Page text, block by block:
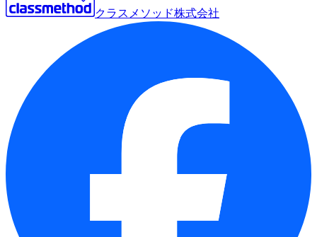
クラスメソッド株式会社